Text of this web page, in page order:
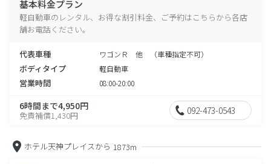
基本料金プラン
軽自動車のレンタル、お得な割引料金、ご予約はこちらから各店
舗お電話ください。
代表車種 ワゴンＲ 他 （車種指定不可）
ボディタイプ 軽自動車
営業時間 08:00-20:00
6時間まで4,950円
免責補償1,430円 092-473-0543
ホテル天神プレイスから 1873m